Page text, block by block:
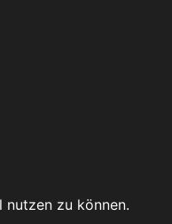
nutzen zu können.